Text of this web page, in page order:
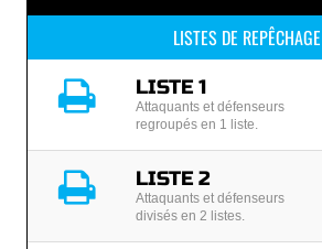
LISTES DE REPÊCHAGE
LISTE 1
Attaquants et défenseurs
regroupés en 1 liste.
LISTE 2
Attaquants et défenseurs
divisés en 2 listes.